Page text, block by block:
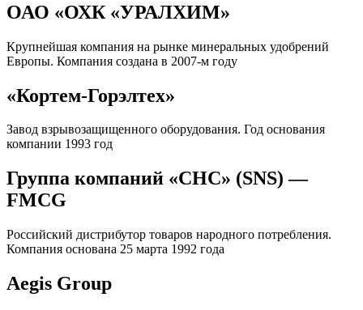
ОАО «ОХК «УРАЛХИМ»
Крупнейшая компания на рынке минеральных удобрений
Европы. Компания создана в 2007-м году
«Кортем-Горэлтех»
Завод взрывозащищенного оборудования. Год основания
компании 1993 год
Группа компаний «СНС» (SNS) —
FMCG
Российский дистрибутор товаров народного потребления.
Компания основана 25 марта 1992 года
Aegis Group